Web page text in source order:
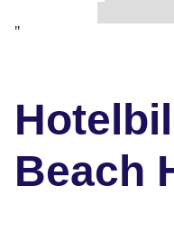
"
Beach